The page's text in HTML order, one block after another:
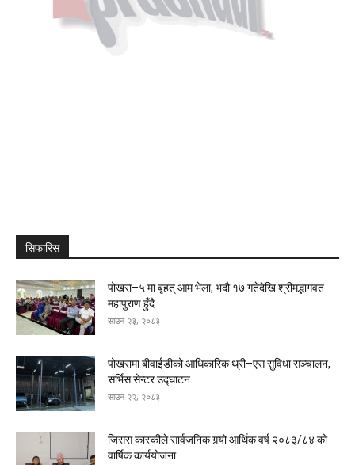
सिफारिस
पोखरा–५ मा बृहत् आम भेला, भदौ १७ गतेदेखि श्रीमद्भागवत
महापुराण हुँदै
साउन २३, २०८३
पोखरामा बीवाईडीको आधिकारिक थ्री–एस सुविधा सञ्चालन,
सर्भिस सेन्टर उद्घाटन
साउन २२, २०८३
जिसस कास्कीले सार्वजनिक गर्‍यो आर्थिक वर्ष २०८३/८४ को
वार्षिक कार्ययोजना